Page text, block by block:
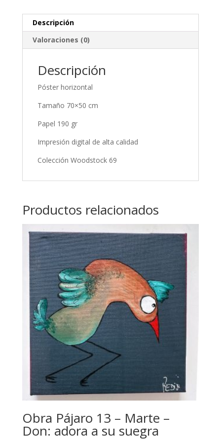
Descripción
Valoraciones (0)
Descripción
Póster horizontal
Tamaño 70×50 cm
Papel 190 gr
Impresión digital de alta calidad
Colección Woodstock 69
Productos relacionados
Obra Pájaro 13 – Marte –
Don: adora a su suegra